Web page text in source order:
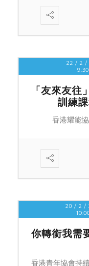
22 / 2 /
「友來友
訓練
香港耀能
20 / 2 /
你轉銜我需
香港青年協會持